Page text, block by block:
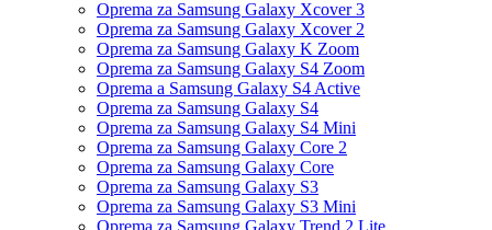
Oprema za Samsung Galaxy Xcover 3
Oprema za Samsung Galaxy Xcover 2
Oprema za Samsung Galaxy K Zoom
Oprema za Samsung Galaxy S4 Zoom
Oprema a Samsung Galaxy S4 Active
Oprema za Samsung Galaxy S4
Oprema za Samsung Galaxy S4 Mini
Oprema za Samsung Galaxy Core 2
Oprema za Samsung Galaxy Core
Oprema za Samsung Galaxy S3
Oprema za Samsung Galaxy S3 Mini
Oprema za Samsung Galaxy Trend 2 Lite